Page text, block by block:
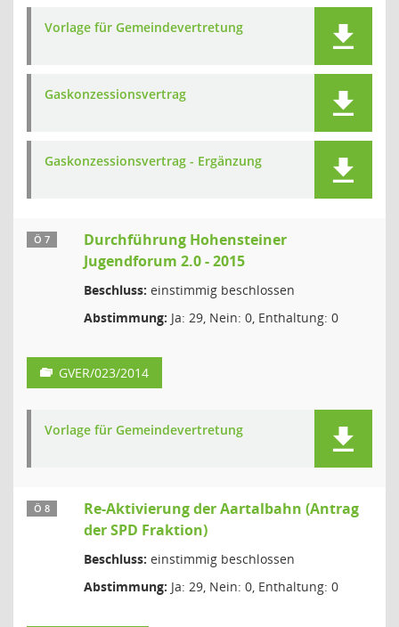
Vorlage für Gemeindevertretung
Gaskonzessionsvertrag
Gaskonzessionsvertrag - Ergänzung
Ö 7
Durchführung Hohensteiner
Jugendforum 2.0 - 2015
Beschluss: einstimmig beschlossen
Abstimmung: Ja: 29, Nein: 0, Enthaltung: 0
GVER/023/2014
Vorlage für Gemeindevertretung
Ö 8
Re-Aktivierung der Aartalbahn (Antrag
der SPD Fraktion)
Beschluss: einstimmig beschlossen
Abstimmung: Ja: 29, Nein: 0, Enthaltung: 0